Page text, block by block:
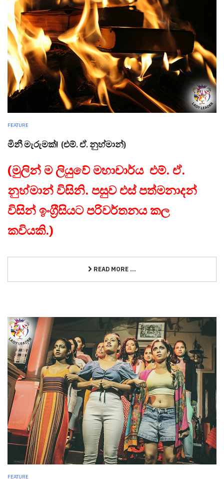
FEATURE
මිනී මැරුමක්! (එම්. ඒ. නුහ්මාන්)
(මුලින් ම ලියුවේ මහාචාර්ය එම්. ඒ.
නුහ්මාන් විසිනි. පසුව එස් පත්මනාදන්
විසින් ඉංග‍්‍රීසියට පරිවර්තනය කල
කවියකි.)
READ MORE ...
FEATURE